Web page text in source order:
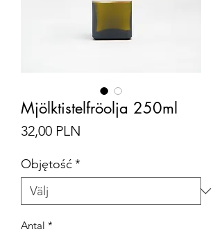
Mjölktistelfröolja 250ml
32,00 PLN
Objętość*
Antal *